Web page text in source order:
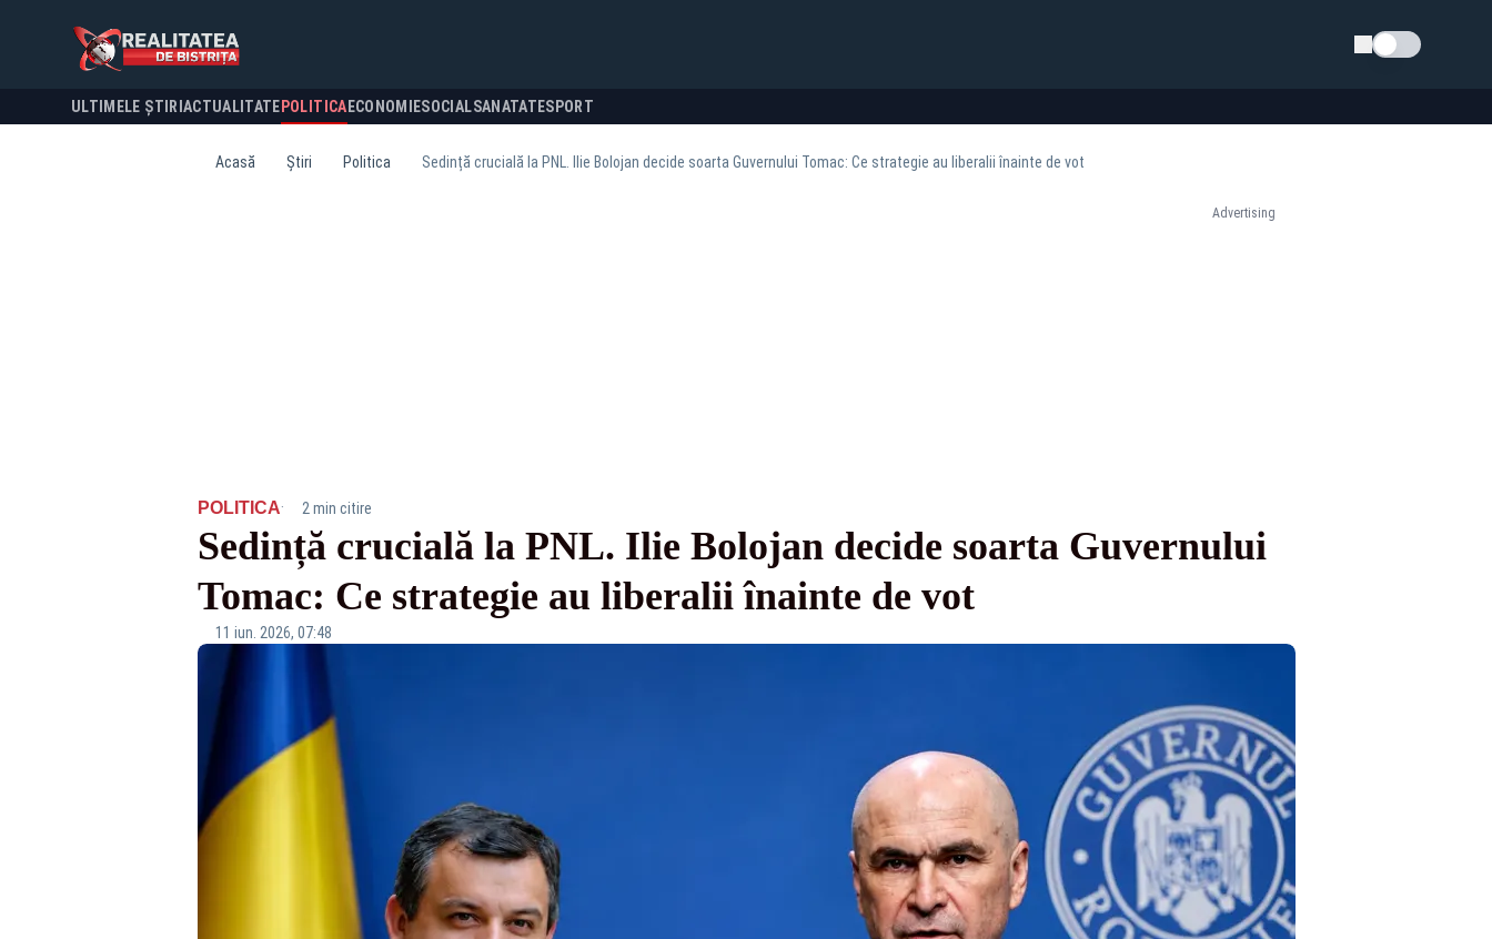
Schimba tema
ULTIMELE ȘTIRI ACTUALITATE POLITICA ECONOMIESOCIALSANATATESPORT
Acasă Știri Politica Sedință crucială la PNL. Ilie Bolojan decide soarta Guvernului Tomac: Ce strategie au liberalii înainte de vot
Advertising
POLITICA· 2 min citire
Sedință crucială la PNL. Ilie Bolojan decide soarta Guvernului
Tomac: Ce strategie au liberalii înainte de vot
11 iun. 2026, 07:48